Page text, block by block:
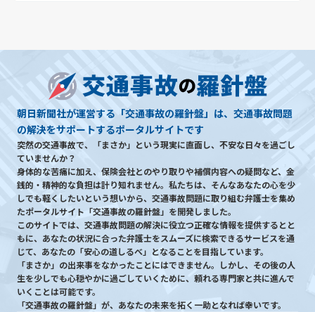
朝日新聞社が運営する「交通事故の羅針盤」は、交通事故問題
の解決をサポートするポータルサイトです
突然の交通事故で、「まさか」という現実に直面し、不安な日々を過ごし
ていませんか？
身体的な苦痛に加え、保険会社とのやり取りや補償内容への疑問など、金
銭的・精神的な負担は計り知れません。私たちは、そんなあなたの心を少
しでも軽くしたいという想いから、交通事故問題に取り組む弁護士を集め
たポータルサイト「交通事故の羅針盤」を開発しました。
このサイトでは、交通事故問題の解決に役立つ正確な情報を提供するとと
もに、あなたの状況に合った弁護士をスムーズに検索できるサービスを通
じて、あなたの「安心の道しるべ」となることを目指しています。
「まさか」の出来事をなかったことにはできません。しかし、その後の人
生を少しでも心穏やかに過ごしていくために、頼れる専門家と共に進んで
いくことは可能です。
「交通事故の羅針盤」が、あなたの未来を拓く一助となれば幸いです。